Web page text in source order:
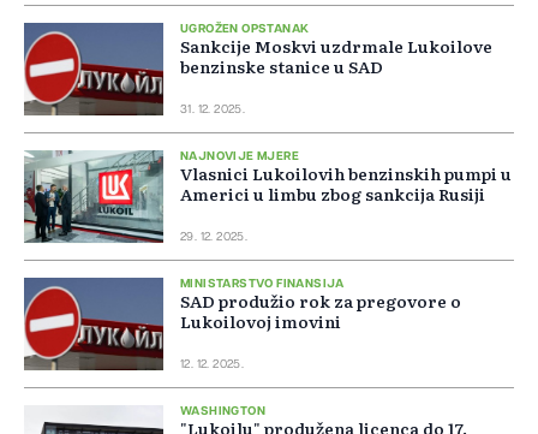
UGROŽEN OPSTANAK
Sankcije Moskvi uzdrmale Lukoilove
benzinske stanice u SAD
31. 12. 2025.
NAJNOVIJE MJERE
Vlasnici Lukoilovih benzinskih pumpi u
Americi u limbu zbog sankcija Rusiji
29. 12. 2025.
MINISTARSTVO FINANSIJA
SAD produžio rok za pregovore o
Lukoilovoj imovini
12. 12. 2025.
WASHINGTON
"Lukoilu" produžena licenca do 17.